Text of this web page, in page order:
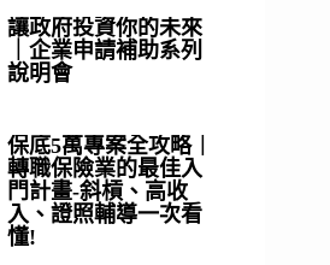
讓政府投資你的未來
｜企業申請補助系列
說明會
保底5萬專案全攻略｜
轉職保險業的最佳入
門計畫-斜槓、高收
入、證照輔導一次看
懂!